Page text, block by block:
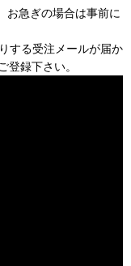
お急ぎの場合は事前に
する受注メールが届か
録下さい。